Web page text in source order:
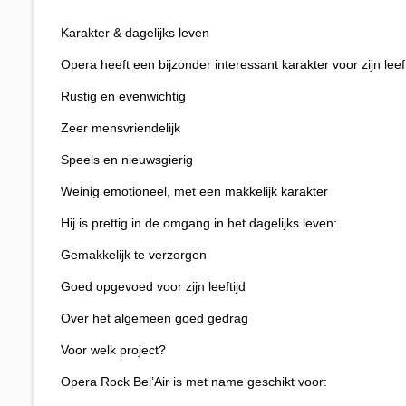
Karakter & dagelijks leven​
Opera heeft een bijzonder interessant karakter voor zijn
Rustig en evenwichtig
Zeer mensvriendelijk
Speels en nieuwsgierig
Weinig emotioneel, met een makkelijk karakter
Hij is prettig in de omgang in het dagelijks leven:
Gemakkelijk te verzorgen
Goed opgevoed voor zijn leeftijd
Over het algemeen goed gedrag
Voor welk project?​
Opera Rock Bel’Air is met name geschikt voor: